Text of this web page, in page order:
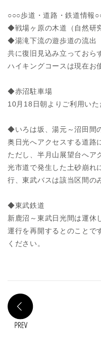
○○○歩道・道路・鉄道情報
◆戦場ヶ原の木道（自然研
◆湯滝下流の遊歩道の流出
共に復旧見込み立っておら
ハイキングコースは現在お
◆赤沼駐車場
10月18日朝よりご利用いた
◆いろは坂、湯元～沼田間
奥日光へアクセスする道路
ただし、半月山展望台へア
光市道で発生した土砂崩れ
行、東武バスは該当区間の
◆東武鉄道
新鹿沼～東武日光間は運休
運行を再開するとのことで
ください。